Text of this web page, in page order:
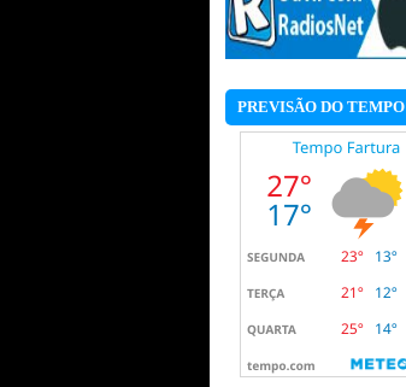
PREVISÃO DO TEMPO